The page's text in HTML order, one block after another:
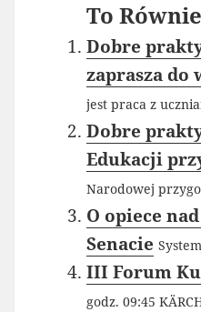
To
Dobre
zaprasza do
jest praca z
Dobre
Edukacji
Narodowej
O opiece
Senacie
III Forum
godz. 09:45